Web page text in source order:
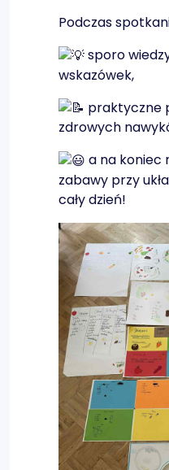
Podczas
sporo
wskazówek,
praktyczne
zdrowych
a na koniec
zabawy przy
cały dzień!